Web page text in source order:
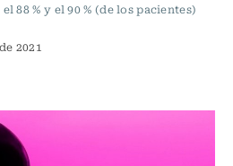
88 % y el 90 % (de los pacientes)
2021